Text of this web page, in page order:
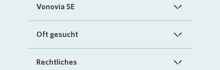
Vonovia SE
Startseite
Oft gesucht
FAQ
Rechtliches